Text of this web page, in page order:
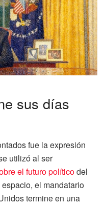
sus días
fue la expresión
utilizó al ser
el futuro políticodel
el mandatario
termine en una